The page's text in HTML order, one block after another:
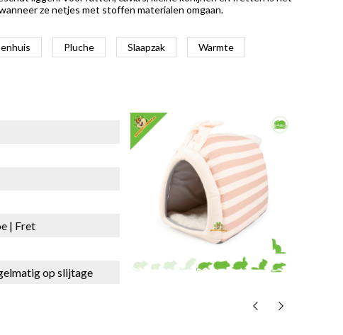
ze netjes met stoffen materialen omgaan.
Pluche Slaapzak Warmte
| Fret
op slijtage